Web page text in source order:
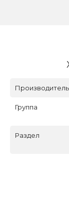
Производитель
Группа
Раздел